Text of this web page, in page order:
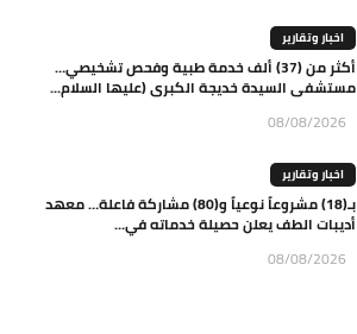
اخبار وتقارير
أكثر من (37) ألف خدمة طبية وفحص تشخيصي…
مستشفى السيدة خديجة الكبرى (عليها السلام...
08/08/2026
اخبار وتقارير
بـ(18) مشروعاً نوعياً و(80) مشاركة فاعلة… معهد
أديبات الطف يعلن حصيلة خدماته في...
08/08/2026